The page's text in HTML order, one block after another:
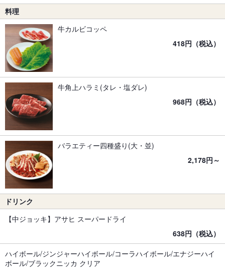
料理
牛カルビコッペ
418円（税込）
牛角上ハラミ(タレ・塩ダレ)
968円（税込）
バラエティー四種盛り(大・並)
2,178円～
ドリンク
【中ジョッキ】アサヒ スーパードライ
638円（税込）
ハイボール/ジンジャーハイボール/コーラハイボール/エナジーハイ
ボール/ブラックニッカ クリア